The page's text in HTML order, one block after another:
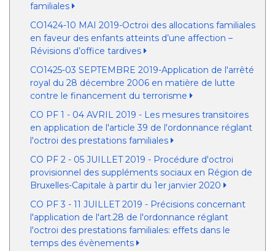
familiales
CO1424-10 MAI 2019-Octroi des allocations familiales
en faveur des enfants atteints d’une affection –
Révisions d’office tardives
CO1425-03 SEPTEMBRE 2019-Application de l'arrêté
royal du 28 décembre 2006 en matière de lutte
contre le financement du terrorisme
CO PF 1 - 04 AVRIL 2019 - Les mesures transitoires
en application de l'article 39 de l'ordonnance réglant
l'octroi des prestations familiales
CO PF 2 - 05 JUILLET 2019 - Procédure d'octroi
provisionnel des suppléments sociaux en Région de
Bruxelles-Capitale à partir du 1er janvier 2020
CO PF 3 - 11 JUILLET 2019 - Précisions concernant
l'application de l'art.28 de l'ordonnance réglant
l'octroi des prestations familiales: effets dans le
temps des évènements